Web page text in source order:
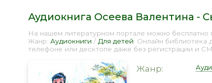
Аудиокнига Осеева Валентина -
На нашем литературном портале можно бесплатно
Жанр: Аудиокниги / Для детей . Онлайн библиотека
телефоне или десктопе даже без регистрации и
Жанр: